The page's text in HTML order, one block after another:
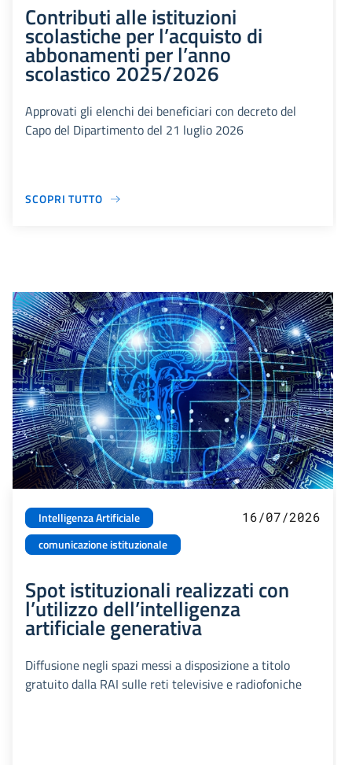
Contributi alle istituzioni
scolastiche per l’acquisto di
abbonamenti per l’anno
scolastico 2025/2026
Approvati gli elenchi dei beneficiari con decreto del
Capo del Dipartimento del 21 luglio 2026
SCOPRI TUTTO
Intelligenza Artificiale
comunicazione istituzionale
16/07/2026
Spot istituzionali realizzati con
l’utilizzo dell’intelligenza
artificiale generativa
Diffusione negli spazi messi a disposizione a titolo
gratuito dalla RAI sulle reti televisive e radiofoniche